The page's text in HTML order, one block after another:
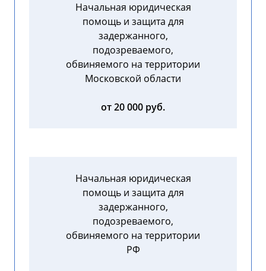
Начальная юридическая
помощь и защита для
задержанного,
подозреваемого,
обвиняемого на территории
Московской области
от 20 000 руб.
Начальная юридическая
помощь и защита для
задержанного,
подозреваемого,
обвиняемого на территории
РФ